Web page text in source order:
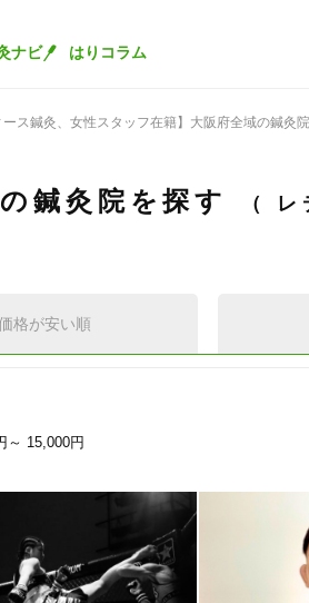
ナビ はりコラム
ース鍼灸、女性スタッフ在籍】大阪府全域の鍼灸
鍼灸院を探す レ
格が安い順
～ 15,000円